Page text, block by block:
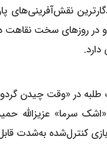
نقش‌آفرینی‌های
و در روزهای سخت
در «وقت چیدن
سرما» عزیزالله
کنترل‌شده به‌شدت